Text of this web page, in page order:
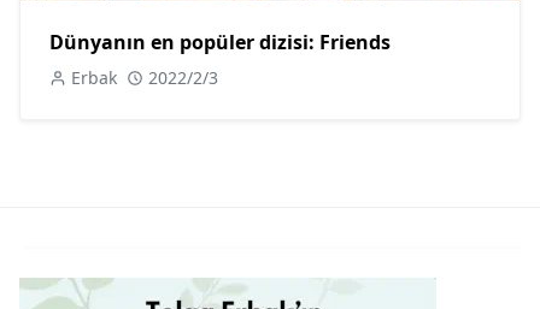
Dünyanın en popüler dizisi: Friends
Erbak 2022/2/3